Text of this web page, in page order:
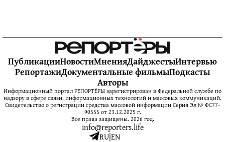
ПубликацииНовостиМненияДайджестыИнтервью
РепортажиДокументальные фильмыПодкасты
Авторы
Информационный портал РЕПОРТЁРЫ зарегистрирован в Федеральной службе по
надзору в сфере связи, информационных технологий и массовых коммуникаций.
Свидетельство о регистрации средства массовой информации Серия Эл № ФС77-
90555 от 23.12.2025 г.
Все права защищены. 2026 год.
info@reporters.life
RU|EN